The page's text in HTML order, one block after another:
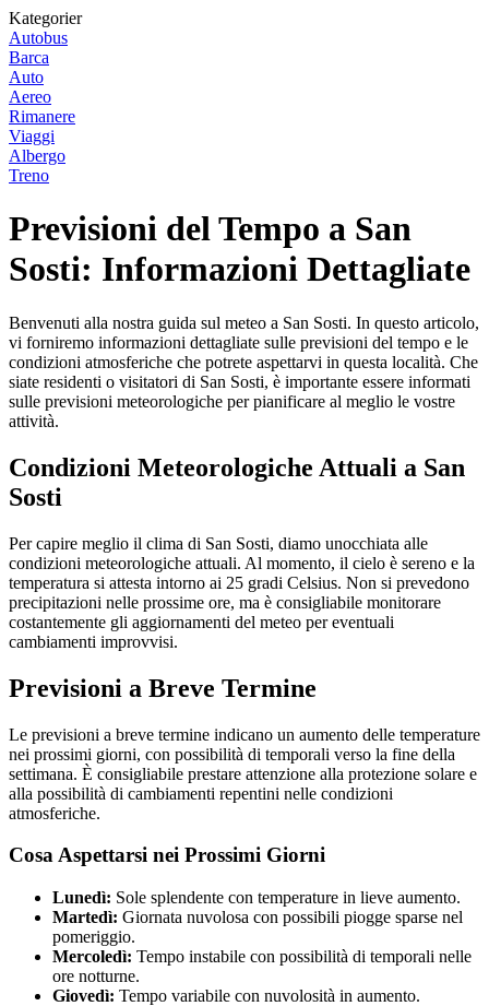
Kategorier
Autobus
Barca
Auto
Aereo
Rimanere
Viaggi
Albergo
Treno
Previsioni del Tempo a San
Sosti: Informazioni Dettagliate
Benvenuti alla nostra guida sul meteo a San Sosti. In questo articolo,
vi forniremo informazioni dettagliate sulle previsioni del tempo e le
condizioni atmosferiche che potrete aspettarvi in questa località. Che
siate residenti o visitatori di San Sosti, è importante essere informati
sulle previsioni meteorologiche per pianificare al meglio le vostre
attività.
Condizioni Meteorologiche Attuali a San
Sosti
Per capire meglio il clima di San Sosti, diamo unocchiata alle
condizioni meteorologiche attuali. Al momento, il cielo è sereno e la
temperatura si attesta intorno ai 25 gradi Celsius. Non si prevedono
precipitazioni nelle prossime ore, ma è consigliabile monitorare
costantemente gli aggiornamenti del meteo per eventuali
cambiamenti improvvisi.
Previsioni a Breve Termine
Le previsioni a breve termine indicano un aumento delle temperature
nei prossimi giorni, con possibilità di temporali verso la fine della
settimana. È consigliabile prestare attenzione alla protezione solare e
alla possibilità di cambiamenti repentini nelle condizioni
atmosferiche.
Cosa Aspettarsi nei Prossimi Giorni
Lunedì: Sole splendente con temperature in lieve aumento.
Martedì: Giornata nuvolosa con possibili piogge sparse nel
pomeriggio.
Mercoledì: Tempo instabile con possibilità di temporali nelle
ore notturne.
Giovedì: Tempo variabile con nuvolosità in aumento.